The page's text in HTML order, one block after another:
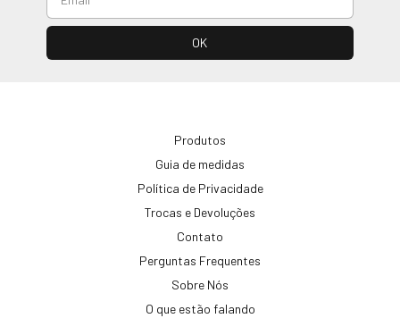
Produtos
Guia de medidas
Política de Privacidade
Trocas e Devoluções
Contato
Perguntas Frequentes
Sobre Nós
O que estão falando